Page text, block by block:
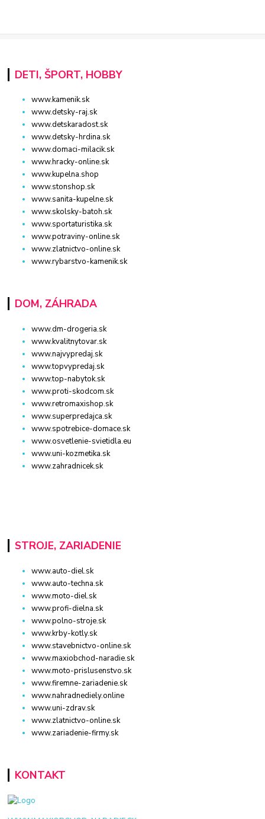
DETI, ŠPORT, HOBBY
www.kamenik.sk
www.detsky-raj.sk
www.detskaradost.sk
www.detsky-hrdina.sk
www.domaci-milacik.sk
www.hracky-online.sk
www.kupelna.shop
www.stonshop.sk
www.sanita-kupelne.sk
www.skolsky-batoh.sk
www.sportaturistika.sk
www.potraviny-online.sk
www.zlatnictvo-online.sk
www.rybarstvo-kamenik.sk
DOM, ZÁHRADA
www.dm-drogeria.sk
www.kvalitnytovar.sk
www.najvypredaj.sk
www.topvypredaj.sk
www.top-nabytok.sk
www.proti-skodcom.sk
www.retromaxishop.sk
www.superpredajca.sk
www.spotrebice-domace.sk
www.osvetlenie-svietidla.eu
www.uni-kozmetika.sk
www.zahradnicek.sk
STROJE, ZARIADENIE
www.auto-diel.sk
www.auto-techna.sk
www.moto-diel.sk
www.profi-dielna.sk
www.polno-stroje.sk
www.krby-kotly.sk
www.stavebnictvo-online.sk
www.maxiobchod-naradie.sk
www.moto-prislusenstvo.sk
www.firemne-zariadenie.sk
www.nahradnediely.online
www.uni-zdrav.sk
www.zlatnictvo-online.sk
www.zariadenie-firmy.sk
KONTAKT